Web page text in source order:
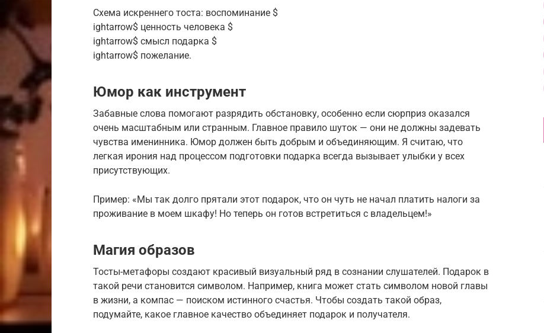
Схема искреннего тоста: воспоминание $
ightarrow$ ценность человека $
ightarrow$ смысл подарка $
ightarrow$ пожелание.
Юмор как инструмент
Забавные слова помогают разрядить обстановку, особенно если сюрприз оказался
очень масштабным или странным. Главное правило шуток — они не должны задевать
чувства именинника. Юмор должен быть добрым и объединяющим. Я считаю, что
легкая ирония над процессом подготовки подарка всегда вызывает улыбки у всех
присутствующих.
Пример: «Мы так долго прятали этот подарок, что он чуть не начал платить налоги за
проживание в моем шкафу! Но теперь он готов встретиться с владельцем!»
Магия образов
Тосты-метафоры создают красивый визуальный ряд в сознании слушателей. Подарок в
такой речи становится символом. Например, книга может стать символом новой главы
в жизни, а компас — поиском истинного счастья. Чтобы создать такой образ,
подумайте, какое главное качество объединяет подарок и получателя.